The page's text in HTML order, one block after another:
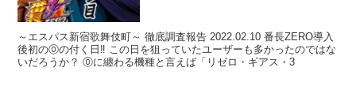
～エスパス新宿歌舞伎町～ 徹底調査報告 2022.02.10 番長ZERO導入
後初の⓪の付く日‼ この日を狙っていたユーザーも多かったのではな
いだろうか？ ⓪に纏わる機種と言えば「リゼロ・ギアス・3